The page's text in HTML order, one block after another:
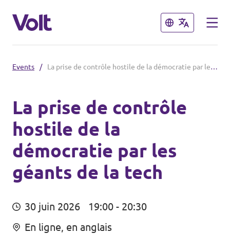
Fermer
Volt France
Nos élections
Carte des régions
Nos régions et villes
Volt Strasbourg
Fermer
Politiques
À propos de Volt
Personnes
Actualités
Events / La prise de contrôle hostile de la démocratie par les géants de la tech
La prise de contrôle
hostile de la
démocratie par les
géants de la tech
30 juin 2026
19:00 - 20:30
En ligne, en anglais